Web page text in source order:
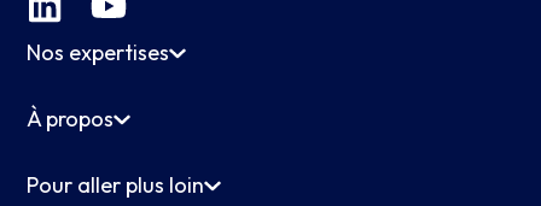
Nos expertises
À propos
Pour aller plus loin